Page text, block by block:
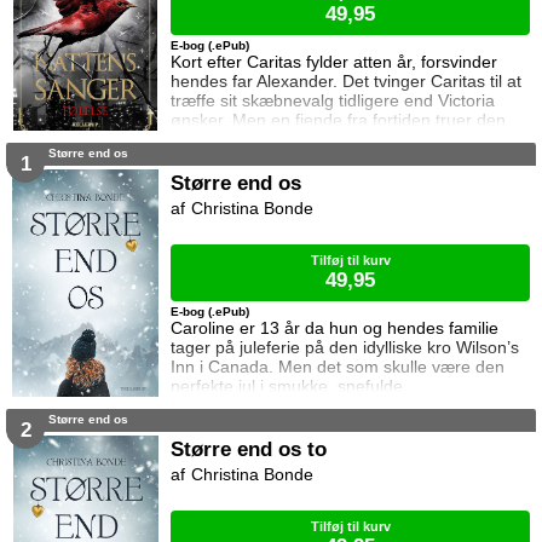
Kort efter Caritas fylder atten år, forsvinder
hendes far Alexander. Det tvinger Caritas til at
træffe sit skæbnevalg tidligere end Victoria
ønsker. Men en fjende fra fortiden truer den
harmoni som er opstået i vampyrernes
skal beskytte Caritas eller redde Alexander. Da
Lucas tilsidesætter kontakten til sine følelser
og ikke længere er modtagelig for effekten af
E-bog (.ePub)
49,95
1 Større end os
Større end os
Caroline er 13 år da hun og hendes familie
tager på juleferie på den idylliske kro Wilson’s
Inn i Canada. Men det som skulle være den
perfekte jul i smukke, snefulde
bjergomgivelser, bliver hurtigt til rædsel da hun
dør. Efter ulykken falder Carolines verden fra
hinanden. Hendes far begynder at drikke, og
moren får en depression. Caroline udvikler
E-bog (.ePub)
Christina Bonde
Tilføj til kurv
49,95
2 Større end os
Større end os to
Christina Bonde
Tilføj til kurv